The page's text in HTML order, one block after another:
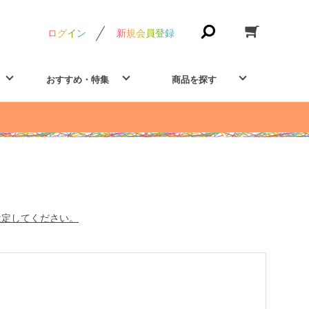
ログイン 新規会員登録
おすすめ・特集 商品を探す
してください。